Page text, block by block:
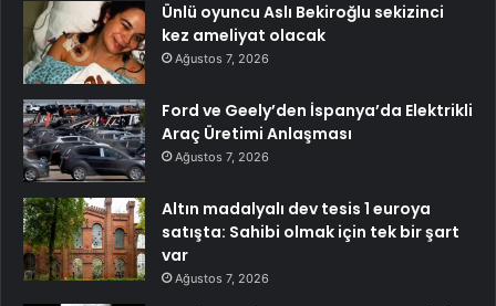
Ünlü oyuncu Aslı Bekiroğlu sekizinci
kez ameliyat olacak
Ağustos 7, 2026
Ford ve Geely’den İspanya’da Elektrikli
Araç Üretimi Anlaşması
Ağustos 7, 2026
Altın madalyalı dev tesis 1 euroya
satışta: Sahibi olmak için tek bir şart
var
Ağustos 7, 2026